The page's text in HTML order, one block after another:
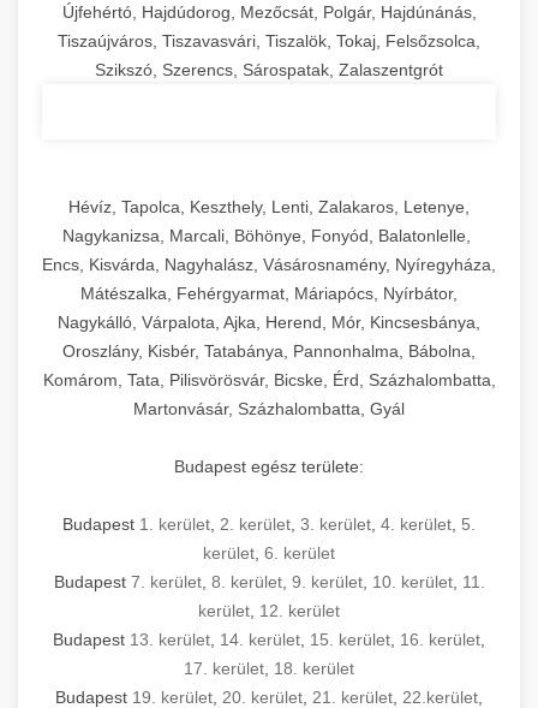
Újfehértó, Hajdúdorog, Mezőcsát, Polgár, Hajdúnánás,
Tiszaújváros, Tiszavasvári, Tiszalök, Tokaj, Felsőzsolca,
Szikszó, Szerencs, Sárospatak, Zalaszentgrót
Hévíz, Tapolca, Keszthely, Lenti, Zalakaros, Letenye,
Nagykanizsa, Marcali, Böhönye, Fonyód, Balatonlelle,
Encs, Kisvárda, Nagyhalász, Vásárosnamény, Nyíregyháza,
Mátészalka, Fehérgyarmat, Máriapócs, Nyírbátor,
Nagykálló, Várpalota, Ajka, Herend, Mór, Kincsesbánya,
Oroszlány, Kisbér, Tatabánya, Pannonhalma, Bábolna,
Komárom, Tata, Pilisvörösvár, Bicske, Érd, Százhalombatta,
Martonvásár, Százhalombatta, Gyál
Budapest egész területe:
Budapest 1. kerület 2. kerület 3. kerület 4. kerület 5.
kerület 6. kerület
Budapest 7. kerület, 8. kerület, 9. kerület, 10. kerület, 11.
kerület 12. kerület
Budapest 13. kerület 14. kerület 15. kerület 16. kerület
17. kerület 18. kerület
Budapest 19. kerület 20. kerület 21. kerület 22.kerület